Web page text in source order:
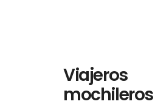
Viajeros